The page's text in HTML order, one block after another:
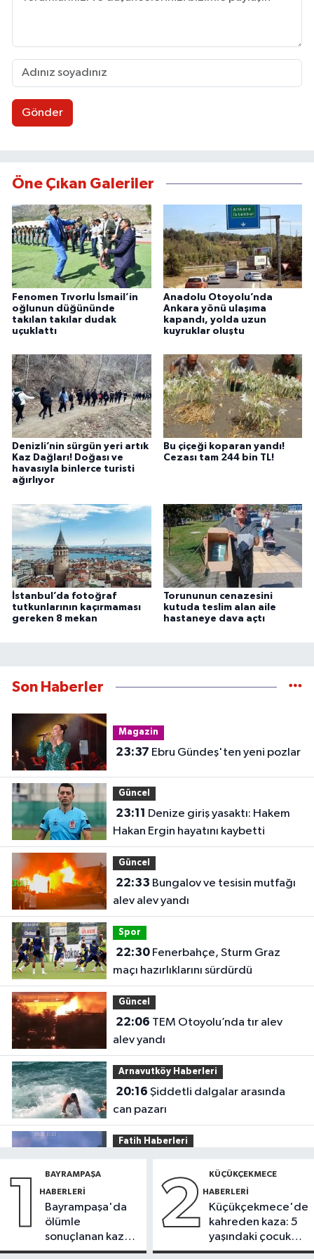
Gönder
Öne Çıkan Galeriler
Fenomen Tıvorlu İsmail’in
oğlunun düğününde
takılan takılar dudak
uçuklattı
Anadolu Otoyolu’nda
Ankara yönü ulaşıma
kapandı, yolda uzun
kuyruklar oluştu
Denizli’nin sürgün yeri artık
Kaz Dağları! Doğası ve
havasıyla binlerce turisti
ağırlıyor
Bu çiçeği koparan yandı!
Cezası tam 244 bin TL!
İstanbul’da fotoğraf
tutkunlarının kaçırmaması
gereken 8 mekan
Torununun cenazesini
kutuda teslim alan aile
hastaneye dava açtı
Son Haberler
Magazin
23:37 Ebru Gündeş'ten yeni pozlar
Güncel
23:11
Hakan Ergin hayatını kaybetti
Güncel
22:33
alev alev yandı
Spor
22:30Fenerbahçe, Sturm Graz
maçı hazırlıklarını sürdürdü
Güncel
22:06
alev yandı
Arnavutköy Haberleri
20:16
can pazarı
Fatih Haberleri
kamerada
Güncel
ormana sıçradı
1 BAYRAMPAŞA
HABERLERI
Bayrampaşa'da
ölümle
sonuçlanan kaza:
Sürücü
2 KÜÇÜKÇEKMECE
HABERLERI
Küçükçekmece'de
kahreden kaza: 5
yaşındaki çocuk
yoğun bakımda